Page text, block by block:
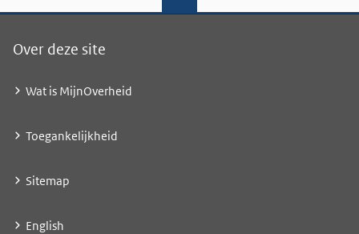
Over deze site
Wat is MijnOverheid
Toegankelijkheid
Sitemap
English